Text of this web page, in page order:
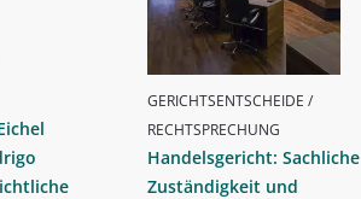
GERICHTSENTSCHEIDE /
RECHTSPRECHUNG
Handelsgericht: Sachliche
Zuständigkeit und